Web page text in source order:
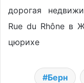
дорогая
Rue du Rhône в
цюрихе
Берн